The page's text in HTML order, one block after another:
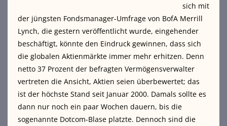
sich mit
der jüngsten Fondsmanager-Umfrage von BofA Merrill
Lynch, die gestern veröffentlicht wurde, eingehender
beschäftigt, könnte den Eindruck gewinnen, dass sich
die globalen Aktienmärkte immer mehr erhitzen. Denn
netto 37 Prozent der befragten Vermögensverwalter
vertreten die Ansicht, Aktien seien überbewertet; das
ist der höchste Stand seit Januar 2000. Damals sollte es
dann nur noch ein paar Wochen dauern, bis die
sogenannte Dotcom-Blase platzte. Dennoch sind die